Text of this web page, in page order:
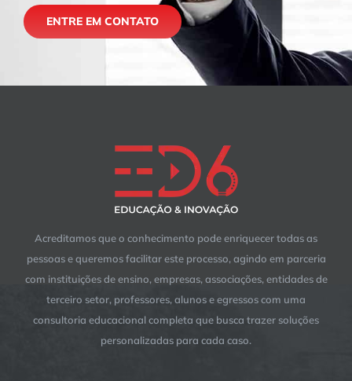
ENTRE EM CONTATO
Acreditamos que o conhecimento pode enriquecer todas as
pessoas e queremos facilitar este processo, agindo em parceria
com instituições de ensino, empresas, associações, entidades de
terceiro setor, professores, alunos e egressos com uma
consultoria educacional completa que busca trazer soluções
personalizadas para cada caso.